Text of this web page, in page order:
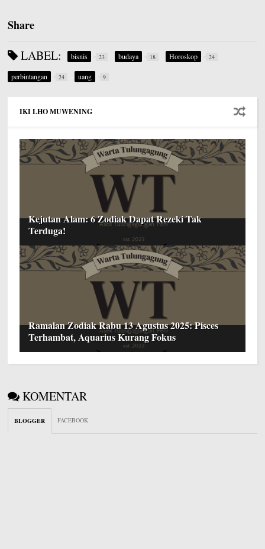
Share
LABEL: bisnis 23 budaya 18 Horoskop 24
perbintangan 24 uang 9
IKI LHO MUWENING
Kejutan Alam: 6 Zodiak Dapat Rezeki Tak
Terduga!
Ramalan Zodiak Rabu 13 Agustus 2025: Pisces
Terhambat, Aquarius Kurang Fokus
KOMENTAR
BLOGGER FACEBOOK